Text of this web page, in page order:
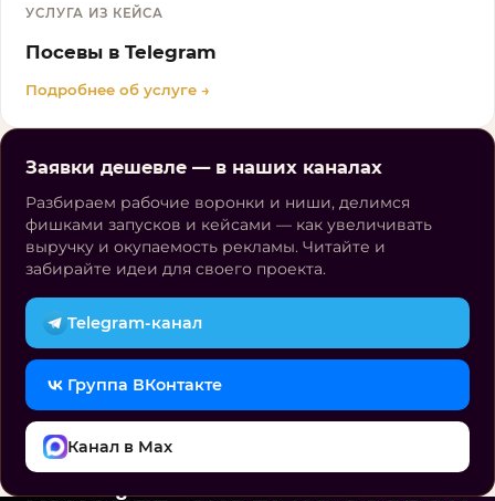
УСЛУГА ИЗ КЕЙСА
Посевы в Telegram
Подробнее об услуге →
Заявки дешевле — в наших каналах
Разбираем рабочие воронки и ниши, делимся
фишками запусков и кейсами — как увеличивать
выручку и окупаемость рекламы. Читайте и
забирайте идеи для своего проекта.
Telegram-канал
Группа ВКонтакте
Канал в Max